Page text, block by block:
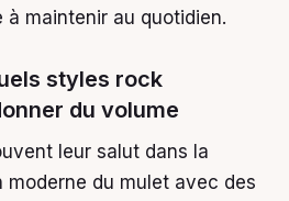
maintenir au quotidien.
styles rock
du volume
leur salut dans la
moderne du mulet avec des